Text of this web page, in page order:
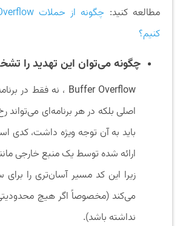
مطالعه کنید:
کنیم؟
چگونه می‌توان این تهدید را
Buffer Overflow ، نه فقط در
اصلی بلکه در هر برنامه‌ای
باید به آن توجه ویژه داشت، کدی
ارائه شده توسط یک منبع خارجی
زیرا این کد مسیر آسان‌تری را
می‌کند (مخصوصاً اگر هیچ
نداشته باشد).